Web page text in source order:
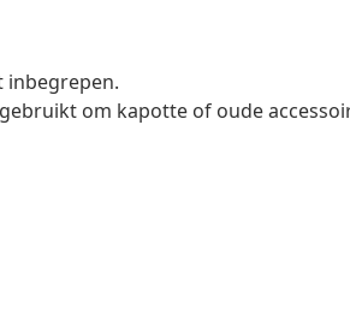
inbegrepen.
om kapotte of oude